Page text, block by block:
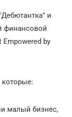
и
финансовой
by
малый бизнес,